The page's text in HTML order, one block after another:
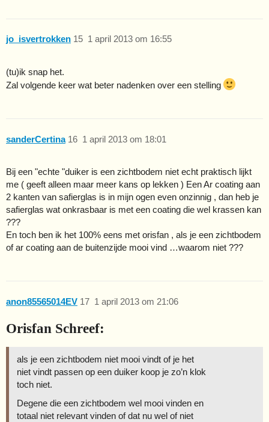
jo_isvertrokken 1 april 2013 om 16:55
15
(tu)ik snap het.
Zal volgende keer wat beter nadenken over een stelling
sanderCertina 1 april 2013 om 18:01
16
Bij een "echte "duiker is een zichtbodem niet echt praktisch lijkt
me ( geeft alleen maar meer kans op lekken ) Een Ar coating aan
2 kanten van safierglas is in mijn ogen even onzinnig , dan heb je
safierglas wat onkrasbaar is met een coating die wel krassen kan
???
En toch ben ik het 100% eens met orisfan , als je een zichtbodem
of ar coating aan de buitenzijde mooi vind …waarom niet ???
anon85565014EV 1 april 2013 om 21:06
17
Orisfan Schreef:
als je een zichtbodem niet mooi vindt of je het
niet vindt passen op een duiker koop je zo’n klok
toch niet.
Degene die een zichtbodem wel mooi vinden en
totaal niet relevant vinden of dat nu wel of niet